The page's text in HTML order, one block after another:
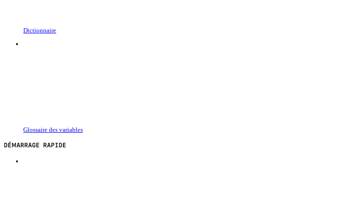
Dictionnaire
Glossaire des variables
DÉMARRAGE RAPIDE